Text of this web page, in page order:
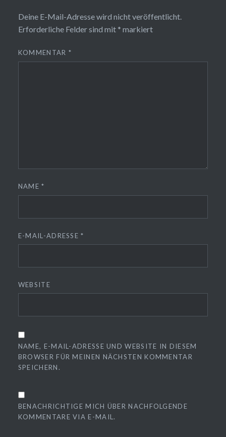
Deine E-Mail-Adresse wird nicht veröffentlicht.
Erforderliche Felder sind mit * markiert
KOMMENTAR *
NAME*
E-MAIL-ADRESSE*
WEBSITE
NAME, E-MAIL-ADRESSE UND WEBSITE IN DIESEM
BROWSER FÜR MEINEN NÄCHSTEN KOMMENTAR
SPEICHERN.
BENACHRICHTIGE MICH ÜBER NACHFOLGENDE
KOMMENTARE VIA E-MAIL.